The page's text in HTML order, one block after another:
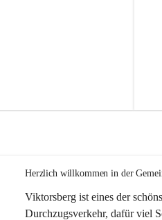
Herzlich willkommen in der
Viktorsberg ist eines der
Durchzugsverkehr, dafür viel